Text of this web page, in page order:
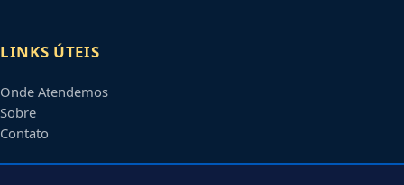
LINKS ÚTEIS
Onde Atendemos
Sobre
Contato